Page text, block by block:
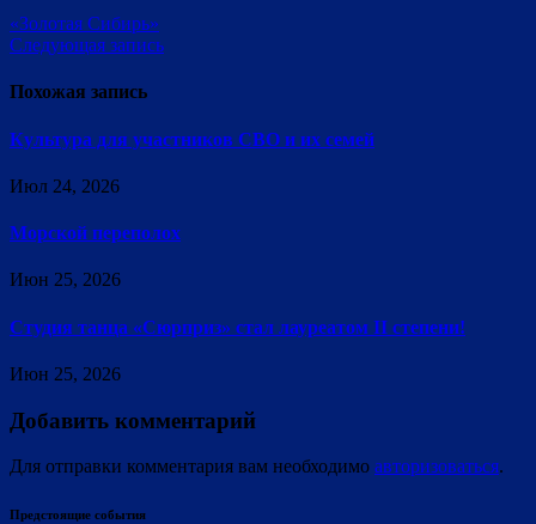
«Золотая Сибирь»
Следующая запись
Похожая запись
Культура для участников СВО и их семей
Июл 24, 2026
Морской переполох
Июн 25, 2026
Студия танца «Сюрприз» стал лауреатом II степени!
Июн 25, 2026
Добавить комментарий
Для отправки комментария вам необходимо авторизоваться.
Предстоящие события